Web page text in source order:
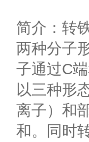
简介：转
两种分子
子通过C
以三种形
离子）和
和。同时